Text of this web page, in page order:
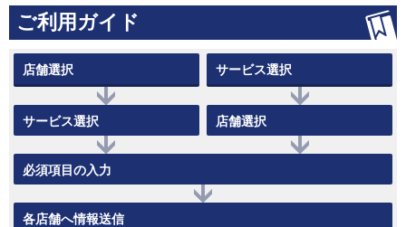
ご利用ガイド
店舗選択 サービス選択
サービス選択 店舗選択
必須項目の入力
各店舗へ情報送信